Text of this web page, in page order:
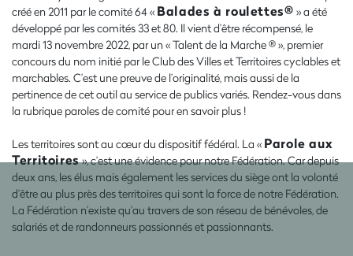
créé en 2011 par le comité 64 « Balades à roulettes® » a été
développé par les comités 33 et 80. Il vient d’être récompensé, le
mardi 13 novembre 2022, par un « Talent de la Marche ® », premier
concours du nom initié par le Club des Villes et Territoires cyclables et
marchables. C’est une preuve de l’originalité, mais aussi de la
pertinence de cet outil au service de publics variés. Rendez-vous dans
la rubrique paroles de comité pour en savoir plus !
Les territoires sont au cœur du dispositif fédéral. La « Parole aux
Territoires», c’est une évidence pour notre Fédération. Car depuis
deux ans, les élus mais également les services du siège ont la volonté
d’être au plus près des territoires qui sont la force de notre Fédération.
La Fédération n’existe qu’au travers de son réseau de bénévoles, de
salariés et de randonneurs passionnés et passionnants.